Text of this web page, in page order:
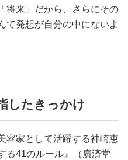
将来」だから、さらにその
て発想が自分の中にないよ
したきっかけ
容家として活躍する神崎恵
る41のルール』（廣済堂